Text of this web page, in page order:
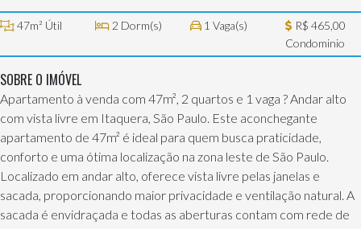
47m² Útil 2 Dorm(s) 1 Vaga(s)
R$ 465,00
Condominio
SOBRE O IMÓVEL
Apartamento à venda com 47m², 2 quartos e 1 vaga ? Andar alto
com vista livre em Itaquera, São Paulo. Este aconchegante
apartamento de 47m² é ideal para quem busca praticidade,
conforto e uma ótima localização na zona leste de São Paulo.
Localizado em andar alto, oferece vista livre pelas janelas e
sacada, proporcionando maior privacidade e ventilação natural. A
sacada é envidraçada e todas as aberturas contam com rede de